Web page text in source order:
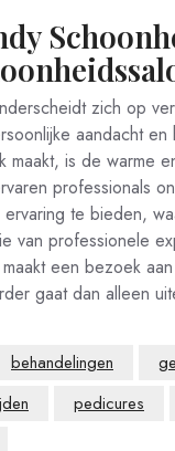
zich op
aandacht
maakt, is de warme
professionals
te bieden,
van professionele
een bezoek
gaat dan alleen
behandelingen
pedicures